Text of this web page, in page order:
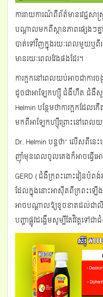
ការរាយការណ៍ពីព័ត៌មានវេជ្ជសា
បណ្តាលមកពីស្ថានភាពផ្សេងៗគ្
បាត់ទៅវិញក្នុងរយៈពេលមួយឬពី
មានរយៈពេលវែងផងដែរ។
ការក្អកនៅពេលយប់អាចជាការ
ដូចជាអាឡែកហ្ស៊ី​ ជំងឺហឺត ជំងឺសួ
Helmin បន្ថែមថាការក្អកដែ
មកពីអាឡែកហ្ស៊ីព្រោះនៅពេលយ
Dr. Helmin បន្តថា“ លើសពីន
ញ៉ាំមុនពេលចូលគេងក៏អាចធ្វើអ
GERD (ជំងឺក្រពះពោះវៀនបំពង់
ដែលក្នុងនោះអាស៊ីតពីក្រពះឡើ
អាចបណ្តាលឱ្យខូចខាតដល់ជាលិ
បញ្ហាផ្លូវដង្ហើមសូម្បីតែវិវត្តទៅជ